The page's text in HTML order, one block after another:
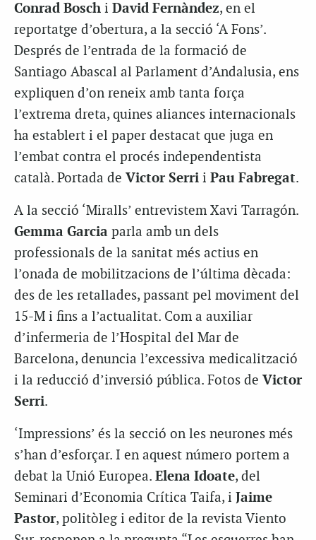
Conrad Bosch i David Fernàndez, en el
reportatge d’obertura, a la secció ‘A Fons’.
Després de l’entrada de la formació de
Santiago Abascal al Parlament d’Andalusia, ens
expliquen d’on reneix amb tanta força
l’extrema dreta, quines aliances internacionals
ha establert i el paper destacat que juga en
l’embat contra el procés independentista
català. Portada de Victor Serri i Pau Fabregat.
A la secció ‘Miralls’ entrevistem Xavi Tarragón.
Gemma Garcia parla amb un dels
professionals de la sanitat més actius en
l’onada de mobilitzacions de l’última dècada:
des de les retallades, passant pel moviment del
15-M i fins a l’actualitat. Com a auxiliar
d’infermeria de l’Hospital del Mar de
Barcelona, denuncia l’excessiva medicalització
i la reducció d’inversió pública. Fotos de Victor
Serri.
‘Impressions’ és la secció on les neurones més
s’han d’esforçar. I en aquest número portem a
debat la Unió Europea. Elena Idoate, del
Seminari d’Economia Crítica Taifa, i Jaime
Pastor, politòleg i editor de la revista Viento